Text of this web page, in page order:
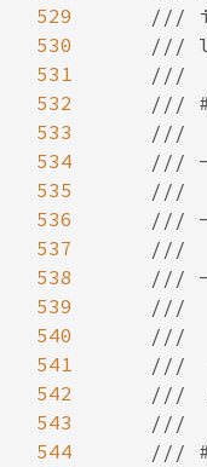
529
530
531
532
533
534
535
536
537
538
539
540
541
542
543
544